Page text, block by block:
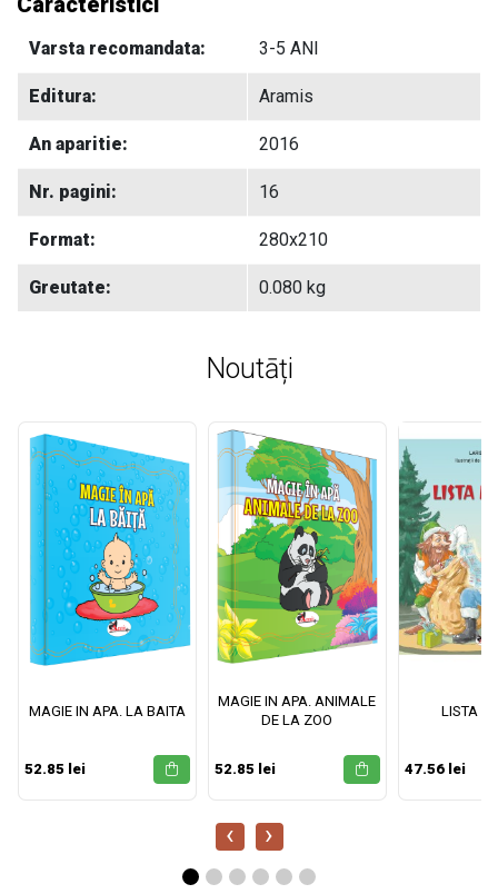
Varsta recomandata: 3-5 ANI
Editura: Aramis
An aparitie: 2016
Nr. pagini: 16
Format: 280x210
Greutate: 0.080 kg
Noutāți
MAGIE IN APA. LA BAITA
52.85 lei
MAGIE IN APA. ANIMALE
DE LA ZOO
52.85 lei
LISTA
47.56 lei
‹ ›